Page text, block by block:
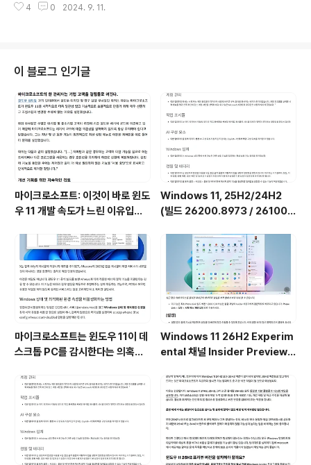
-----------------------------------------------
트 (이전업데이트 모두포함)선택적 비보안 업데이트 : 매월
네번째 수요일 (비보안 버그 수정 업데이트) --- 자동 업
데이트 [선택적 업데이트] 항목에 나타남 (Windows 10
20H2 및 21H2에 ..
4 0 2024. 9. 11.
이 블로그 인기글
마이크로소프트: 이것이 바로 윈도
우 11 개발 속도가 느린 이유입니
Windows 11, 25H2/24H2
(빌드 26200.8973 / 26100.
버전 [한글/영문판]
마이크로소프트는 윈도우 11이 데
스크톱 PC를 감시한다는 의혹을
하는 일을 공개했습니다. (Wind
ows 11 상태 및 최적화된 환경 서
비스를 비활성화하는 방법)
Windows 11 26H2 Experim
ental 채널 Insider Preview
업데이트(KB5101682) 통합 []